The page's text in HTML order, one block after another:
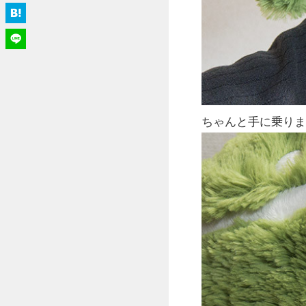
ちゃんと手に乗り